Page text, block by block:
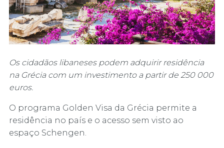
Os cidadãos libaneses podem adquirir residência
na Grécia com um investimento a partir de 250 000
euros.
O programa Golden Visa da Grécia permite a
residência no país e o acesso sem visto ao
espaço Schengen.